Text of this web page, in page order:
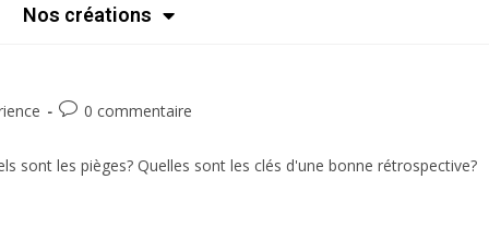
Nos créations
0 commentaire
sont les pièges? Quelles sont les clés d'une bonne rétrospective?